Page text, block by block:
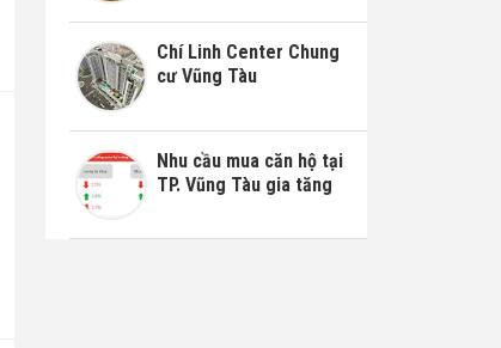
Chí Linh Center Chung
cư Vũng Tàu
Nhu cầu mua căn hộ tại
TP. Vũng Tàu gia tăng